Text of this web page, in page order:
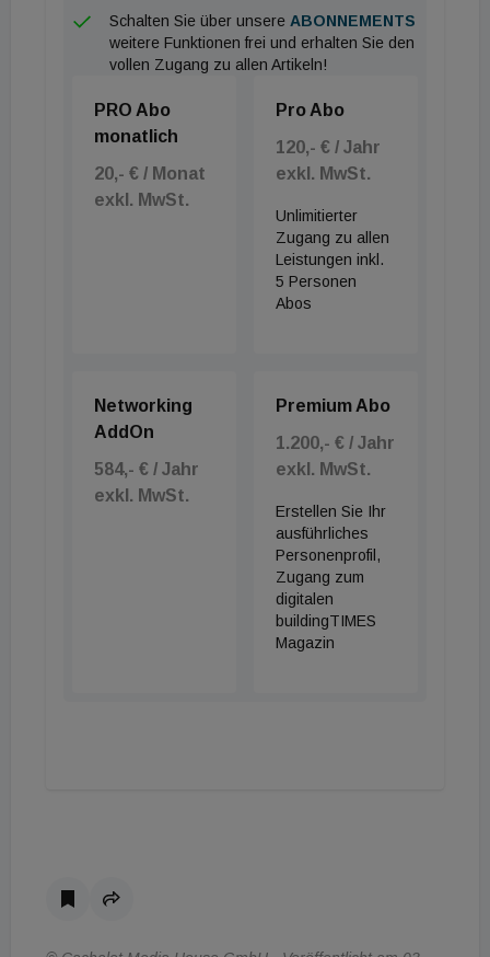
Jugendstilensembles gelegt. Die Flächen und
Gebäude werden nach dem Ende der
Spitalsnutzung durch den Wiener
Gesundheitsverbund Schritt für Schritt an die
Wirtschaftsagentur Wien und die WSE Wiener
Standortentwicklung GmbH übergeben. Geplant
ist, die Pavillons bis Herbst 2025 unter Einhaltung
des Denkmalschutzes zu sanieren und die gesamte
Infrastruktur zu erneuern. Das gesamte Areal wird
auch künftig öffentlich zugänglich sein. Mit
Areal zu einem Campus für Alle.
Schalten Sie über unsere ABONNEMENTS
weitere Funktionen frei und erhalten Sie den
vollen Zugang zu allen Artikeln!
PRO Abo
monatlich
20,- € / Monat
exkl. MwSt.
Pro Abo
120,- € / Jahr
exkl. MwSt.
Unlimitierter
Zugang zu allen
Leistungen inkl.
5 Personen
Abos
Networking
AddOn
584,- € / Jahr
exkl. MwSt.
Premium Abo
1.200,- € / Jahr
exkl. MwSt.
Erstellen Sie Ihr
ausführliches
Personenprofil,
Zugang zum
digitalen
buildingTIMES
Magazin